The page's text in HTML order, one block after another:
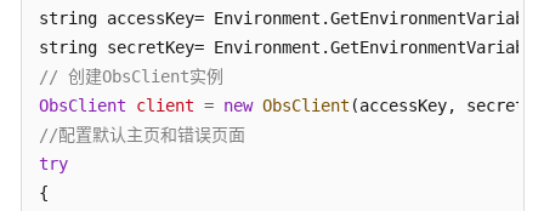
户
指
南
权
string accessKey=
string secretKey=
// 创建ObsClient实例
ObsClient
client = new ObsClient
//配置默认主页和错误页面
try
{